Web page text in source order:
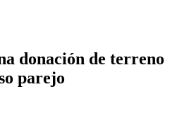
donación de terreno
parejo